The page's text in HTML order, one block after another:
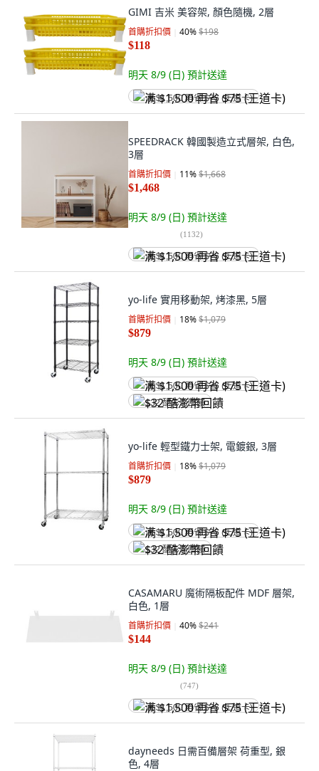
GIMI 吉米 美容架, 顏色隨機, 2層
首購折扣價 40%$198
$118
明天 8/9 (日) 預計送達
满 $1,500 再省 $75 (王道卡)
SPEEDRACK 韓國製造立式層架, 白色,
3層
首購折扣價 11%$1,668
$1,468
明天 8/9 (日) 預計送達
(1132)
满 $1,500 再省 $75 (王道卡)
yo-life 實用移動架, 烤漆黑, 5層
首購折扣價 18%$1,079
$879
明天 8/9 (日) 預計送達
满 $1,500 再省 $75 (王道卡)
$32 酷澎幣回饋
yo-life 輕型鐵力士架, 電鍍銀, 3層
首購折扣價 18%$1,079
$879
明天 8/9 (日) 預計送達
满 $1,500 再省 $75 (王道卡)
$32 酷澎幣回饋
CASAMARU 魔術隔板配件 MDF 層架,
白色, 1層
首購折扣價 40%$241
$144
明天 8/9 (日) 預計送達
(747)
满 $1,500 再省 $75 (王道卡)
dayneeds 日需百備層架 荷重型, 銀
色, 4層